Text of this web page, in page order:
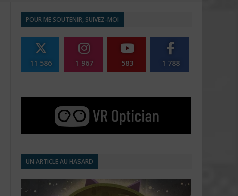
POUR ME SOUTENIR, SUIVEZ-MOI
11 586 1 967 583 1 788
UN ARTICLE AU HASARD